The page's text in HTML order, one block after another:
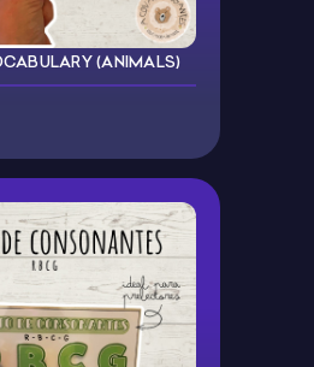
(ANIMALS)